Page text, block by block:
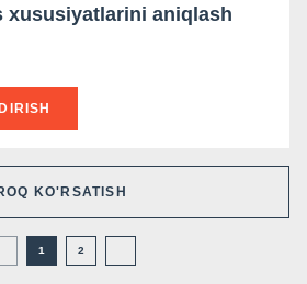
xususiyatlarini aniqlash
KO'RSATISH
1 2